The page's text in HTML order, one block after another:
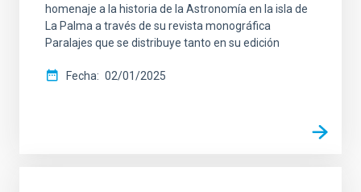
homenaje a la historia de la Astronomía en la isla de
La Palma a través de su revista monográfica
Paralajes que se distribuye tanto en su edición
Fecha 02/01/2025